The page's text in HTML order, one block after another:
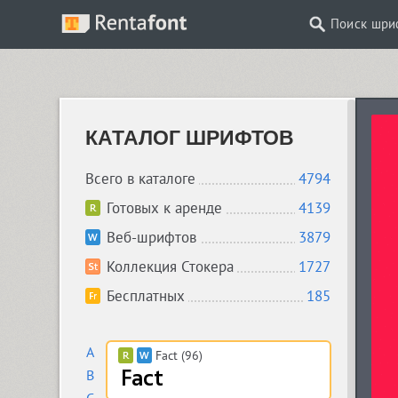
Поиск
КАТАЛОГ ШРИФТОВ
Всего в каталоге
4794
Готовых к аренде
4139
Веб-шрифтов
3879
Коллекция Стокера
1727
Бесплатных
185
A
B
Fact (96)